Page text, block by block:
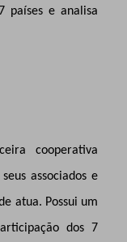
países e analisa
cooperativa
associados e
atua. Possui um
dos 7